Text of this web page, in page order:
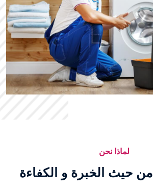
لماذا نحن
من حيث الخبرة و الكفاءة